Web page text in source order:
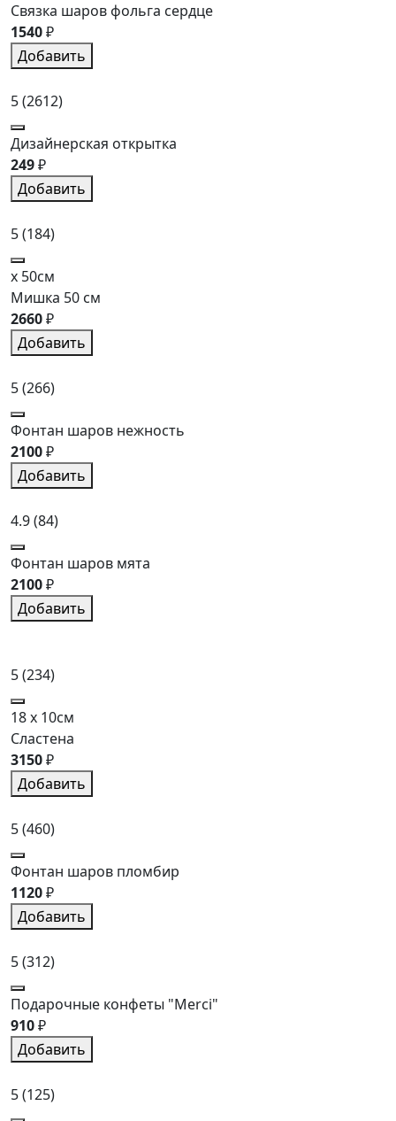
Связка шаров фольга сердце
1540₽
Добавить
5(2612)
Дизайнерская открытка
249₽
Добавить
5(184)
x 50см
Мишка 50 см
2660₽
Добавить
5(266)
Фонтан шаров нежность
2100₽
Добавить
4.9(84)
Фонтан шаров мята
2100₽
Добавить
5(234)
18 x 10см
Сластена
3150₽
Добавить
5(460)
Фонтан шаров пломбир
1120₽
Добавить
5(312)
Подарочные конфеты "Merci"
910₽
Добавить
5(125)